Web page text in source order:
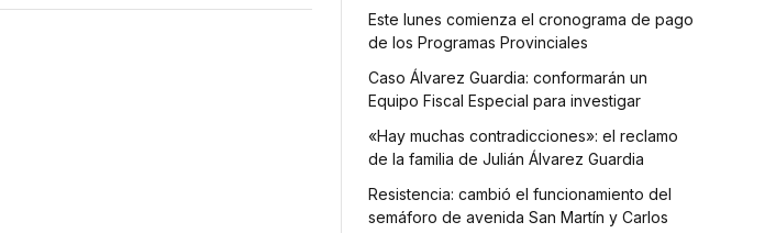
Este lunes comienza el cronograma de pago
de los Programas Provinciales
Caso Álvarez Guardia: conformarán un
Equipo Fiscal Especial para investigar
«Hay muchas contradicciones»: el reclamo
de la familia de Julián Álvarez Guardia
Resistencia: cambió el funcionamiento del
semáforo de avenida San Martín y Carlos